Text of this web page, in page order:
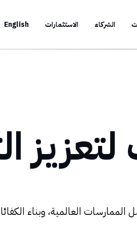
الشركاء الاستثمارات English
العالمية، وبناء